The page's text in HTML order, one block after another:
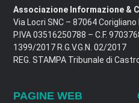
Associazione Informazione &
Via Locri SNC – 87064 Corigliano
P.IVA 03516250788 – C.F.
1399/2017 R.G.V.G.N. 02/2017
REG. STAMPA Tribunale di
PAGINE WEB